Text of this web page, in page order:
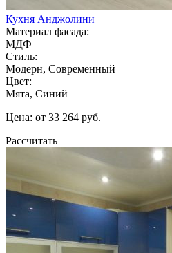
Кухня Анджолини
Материал фасада:
МДФ
Стиль:
Модерн, Современный
Цвет:
Мята, Синий
Цена: от 33 264 руб.
Рассчитать